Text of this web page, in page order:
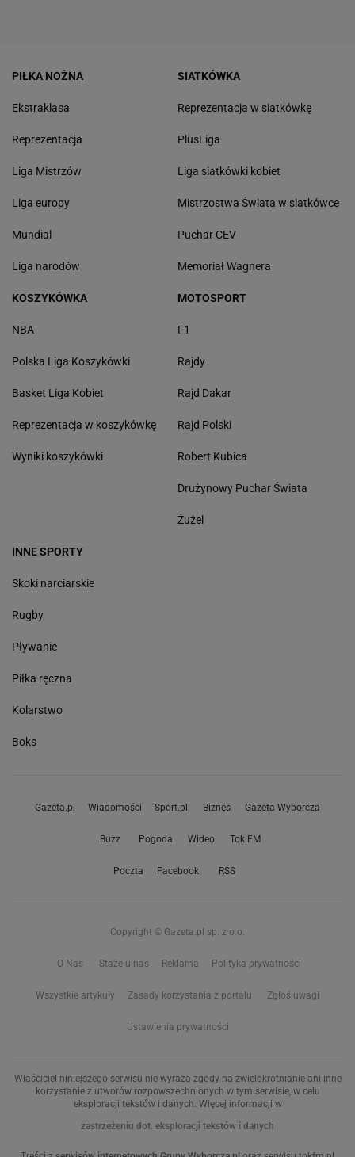
PIŁKA NOŻNA
Ekstraklasa
Reprezentacja
Liga Mistrzów
Liga europy
Mundial
Liga narodów
SIATKÓWKA
Reprezentacja w siatkówkę
PlusLiga
Liga siatkówki kobiet
Mistrzostwa Świata w siatkówce
Puchar CEV
Memoriał Wagnera
KOSZYKÓWKA
NBA
Polska Liga Koszykówki
Basket Liga Kobiet
Reprezentacja w koszykówkę
Wyniki koszykówki
MOTOSPORT
F1
Rajdy
Rajd Dakar
Rajd Polski
Robert Kubica
Drużynowy Puchar Świata
Żużel
INNE SPORTY
Skoki narciarskie
Rugby
Pływanie
Piłka ręczna
Kolarstwo
Boks
Gazeta.pl Wiadomości Sport.pl Biznes Gazeta Wyborcza
Buzz Pogoda Wideo Tok.FM
Poczta Facebook RSS
Copyright © Gazeta.pl sp. z o.o.
O Nas Staże u nas Reklama Polityka prywatności
Wszystkie artykuły Zasady korzystania z portalu Zgłoś uwagi
Ustawienia prywatności
Właściciel niniejszego serwisu nie wyraża zgody na zwielokrotnianie ani inne
korzystanie z utworów rozpowszechnionych w tym serwisie, w celu
eksploracji tekstów i danych. Więcej informacji w
zastrzeżeniu dot. eksploracji tekstów i danych